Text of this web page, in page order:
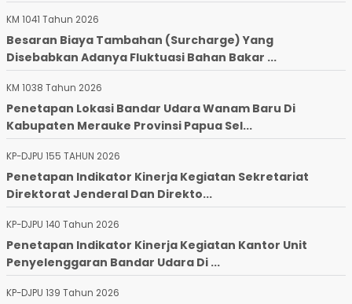
KM 1041 Tahun 2026
Besaran Biaya Tambahan (Surcharge) Yang
Disebabkan Adanya Fluktuasi Bahan Bakar ...
KM 1038 Tahun 2026
Penetapan Lokasi Bandar Udara Wanam Baru Di
Kabupaten Merauke Provinsi Papua Sel...
KP-DJPU 155 TAHUN 2026
Penetapan Indikator Kinerja Kegiatan Sekretariat
Direktorat Jenderal Dan Direkto...
KP-DJPU 140 Tahun 2026
Penetapan Indikator Kinerja Kegiatan Kantor Unit
Penyelenggaran Bandar Udara Di ...
KP-DJPU 139 Tahun 2026